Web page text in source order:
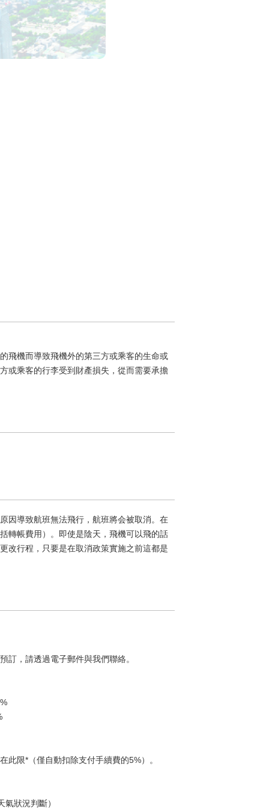
飛機而導致飛機外的第三方或乘客的生命或
或乘客的行李受到財產損失，從而需要承擔
因導致航班無法飛行，航班將会被取消。在
轉帳費用）。即使是陰天，飛機可以飛的話
改行程，只要是在取消政策實施之前這都是
訂，請透過電子郵件與我們聯絡。
此限*（僅自動扣除支付手續費的5%）。
狀況判斷）